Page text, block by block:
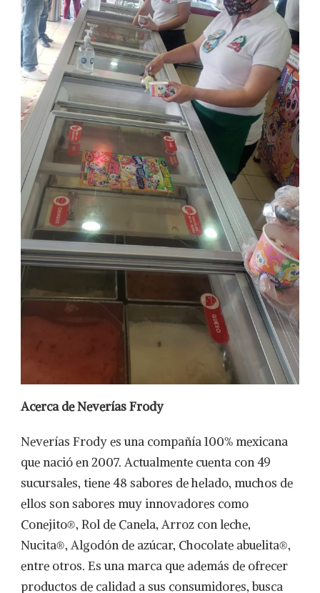
Acerca de Neverías Frody
Neverías Frody es una compañía 100% mexicana
que nació en 2007. Actualmente cuenta con 49
sucursales, tiene 48 sabores de helado, muchos de
ellos son sabores muy innovadores como
Conejito®, Rol de Canela, Arroz con leche,
Nucita®, Algodón de azúcar, Chocolate abuelita®,
entre otros. Es una marca que además de ofrecer
productos de calidad a sus consumidores, busca